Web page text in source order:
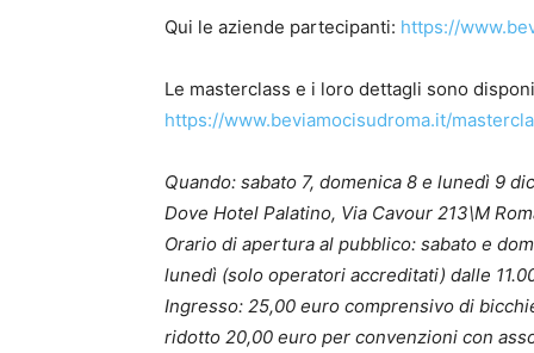
Qui le aziende partecipanti: https://
Le masterclass e i loro dettagli sono
https://www.beviamocisudroma.it/
Quando: sabato 7, domenica 8 e lunedì 9
Dove Hotel Palatino, Via Cavour 213\M
Orario di apertura al pubblico: sabato e
lunedì (solo operatori accreditati) dalle
Ingresso: 25,00 euro comprensivo di
ridotto 20,00 euro per convenzioni con